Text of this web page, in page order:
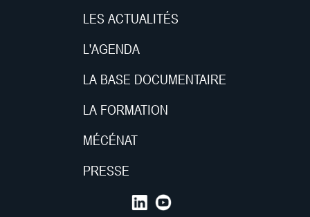
LES ACTUALITÉS
L'AGENDA
LA BASE DOCUMENTAIRE
LA FORMATION
MÉCÉNAT
PRESSE